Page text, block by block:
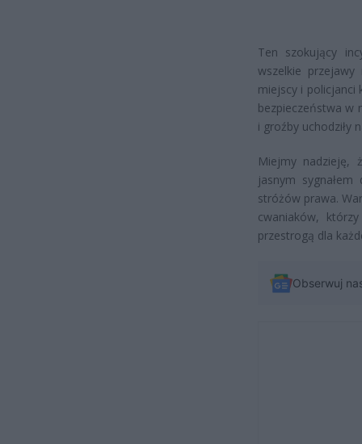
Ten szokujący
wszelkie przejawy
miejscy i policjanci
bezpieczeństwa w
i groźby uchodziły
Miejmy nadzieję,
jasnym
stróżów prawa.
cwaniaków,
przestrogą dla
Obserwuj